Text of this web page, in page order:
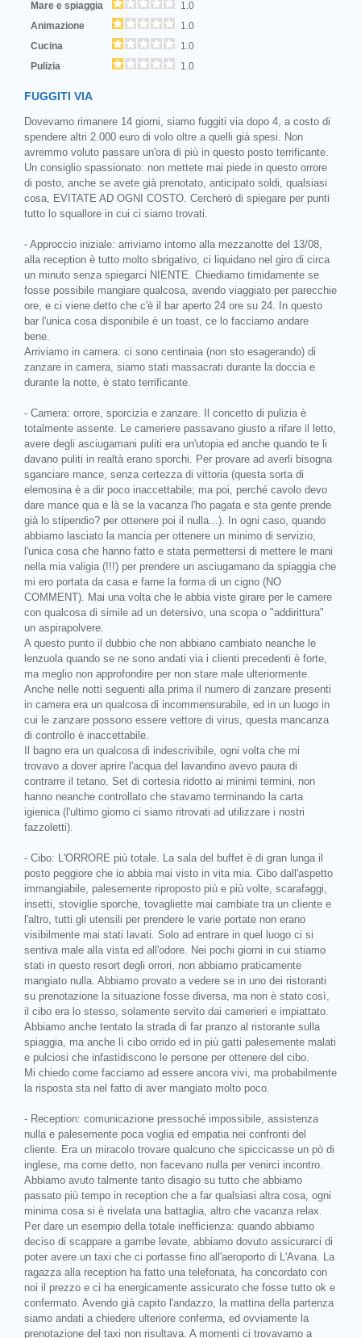
Mare e spiaggia
1.0
Animazione
1.0
Cucina
1.0
Pulizia
1.0
FUGGITI VIA
Dovevamo rimanere 14 giorni, siamo fuggiti via dopo 4, a costo di
spendere altri 2.000 euro di volo oltre a quelli già spesi. Non
avremmo voluto passare un'ora di più in questo posto terrificante.
Un consiglio spassionato: non mettete mai piede in questo orrore
di posto, anche se avete già prenotato, anticipato soldi, qualsiasi
cosa, EVITATE AD OGNI COSTO. Cercherò di spiegare per punti
tutto lo squallore in cui ci siamo trovati.
- Approccio iniziale: arriviamo intorno alla mezzanotte del 13/08,
alla reception è tutto molto sbrigativo, ci liquidano nel giro di circa
un minuto senza spiegarci NIENTE. Chiediamo timidamente se
fosse possibile mangiare qualcosa, avendo viaggiato per parecchie
ore, e ci viene detto che c'è il bar aperto 24 ore su 24. In questo
bar l'unica cosa disponibile è un toast, ce lo facciamo andare
bene.
Arriviamo in camera: ci sono centinaia (non sto esagerando) di
zanzare in camera, siamo stati massacrati durante la doccia e
durante la notte, è stato terrificante.
- Camera: orrore, sporcizia e zanzare. Il concetto di pulizia è
totalmente assente. Le cameriere passavano giusto a rifare il letto,
avere degli asciugamani puliti era un'utopia ed anche quando te li
davano puliti in realtà erano sporchi. Per provare ad averli bisogna
sganciare mance, senza certezza di vittoria (questa sorta di
elemosina è a dir poco inaccettabile; ma poi, perché cavolo devo
dare mance qua e là se la vacanza l'ho pagata e sta gente prende
già lo stipendio? per ottenere poi il nulla...). In ogni caso, quando
abbiamo lasciato la mancia per ottenere un minimo di servizio,
l'unica cosa che hanno fatto e stata permettersi di mettere le mani
nella mia valigia (!!!) per prendere un asciugamano da spiaggia che
mi ero portata da casa e farne la forma di un cigno (NO
COMMENT). Mai una volta che le abbia viste girare per le camere
con qualcosa di simile ad un detersivo, una scopa o "addirittura"
un aspirapolvere.
A questo punto il dubbio che non abbiano cambiato neanche le
lenzuola quando se ne sono andati via i clienti precedenti è forte,
ma meglio non approfondire per non stare male ulteriormente.
Anche nelle notti seguenti alla prima il numero di zanzare presenti
in camera era un qualcosa di incommensurabile, ed in un luogo in
cui le zanzare possono essere vettore di virus, questa mancanza
di controllo è inaccettabile.
Il bagno era un qualcosa di indescrivibile, ogni volta che mi
trovavo a dover aprire l'acqua del lavandino avevo paura di
contrarre il tetano. Set di cortesia ridotto ai minimi termini, non
hanno neanche controllato che stavamo terminando la carta
igienica (l'ultimo giorno ci siamo ritrovati ad utilizzare i nostri
fazzoletti).
- Cibo: L'ORRORE più totale. La sala del buffet è di gran lunga il
posto peggiore che io abbia mai visto in vita mia. Cibo dall'aspetto
immangiabile, palesemente riproposto più e più volte, scarafaggi,
insetti, stoviglie sporche, tovagliette mai cambiate tra un cliente e
l'altro, tutti gli utensili per prendere le varie portate non erano
visibilmente mai stati lavati. Solo ad entrare in quel luogo ci si
sentiva male alla vista ed all'odore. Nei pochi giorni in cui stiamo
stati in questo resort degli orrori, non abbiamo praticamente
mangiato nulla. Abbiamo provato a vedere se in uno dei ristoranti
su prenotazione la situazione fosse diversa, ma non è stato così,
il cibo era lo stesso, solamente servito dai camerieri e impiattato.
Abbiamo anche tentato la strada di far pranzo al ristorante sulla
spiaggia, ma anche lì cibo orrido ed in più gatti palesemente malati
e pulciosi che infastidiscono le persone per ottenere del cibo.
Mi chiedo come facciamo ad essere ancora vivi, ma probabilmente
la risposta sta nel fatto di aver mangiato molto poco.
- Reception: comunicazione pressoché impossibile, assistenza
nulla e palesemente poca voglia ed empatia nei confronti del
cliente. Era un miracolo trovare qualcuno che spiccicasse un pò di
inglese, ma come detto, non facevano nulla per venirci incontro.
Abbiamo avuto talmente tanto disagio su tutto che abbiamo
passato più tempo in reception che a far qualsiasi altra cosa, ogni
minima cosa si è rivelata una battaglia, altro che vacanza relax.
Per dare un esempio della totale inefficienza: quando abbiamo
deciso di scappare a gambe levate, abbiamo dovuto assicurarci di
poter avere un taxi che ci portasse fino all'aeroporto di L'Avana. La
ragazza alla reception ha fatto una telefonata, ha concordato con
noi il prezzo e ci ha energicamente assicurato che fosse tutto ok e
confermato. Avendo già capito l'andazzo, la mattina della partenza
siamo andati a chiedere ulteriore conferma, ed ovviamente la
prenotazione del taxi non risultava. A momenti ci trovavamo a